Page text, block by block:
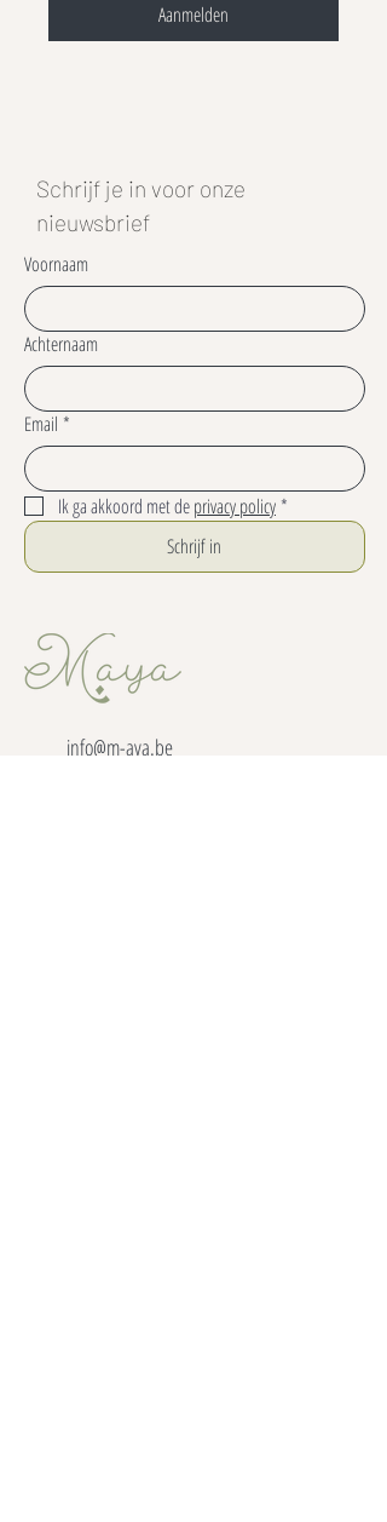
Aanmelden
Schrijf je in voor onze
nieuwsbrief
Voornaam
Achternaam
Email *
Ik ga akkoord met de privacy policy *
Schrijf in
info@m-aya.be